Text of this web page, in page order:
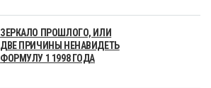
ЗЕРКАЛО ПРОШЛОГО, ИЛИ
ДВЕ ПРИЧИНЫ НЕНАВИДЕТЬ
ФОРМУЛУ 1 1998 ГОДА